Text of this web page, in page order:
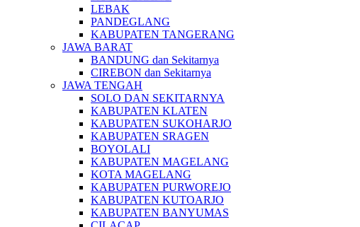
LEBAK
PANDEGLANG
KABUPATEN TANGERANG
JAWA BARAT
BANDUNG dan Sekitarnya
CIREBON dan Sekitarnya
JAWA TENGAH
SOLO DAN SEKITARNYA
KABUPATEN KLATEN
KABUPATEN SUKOHARJO
KABUPATEN SRAGEN
BOYOLALI
KABUPATEN MAGELANG
KOTA MAGELANG
KABUPATEN PURWOREJO
KABUPATEN KUTOARJO
KABUPATEN BANYUMAS